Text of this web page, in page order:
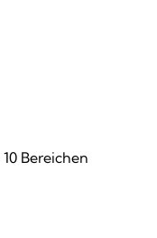
Bereichen